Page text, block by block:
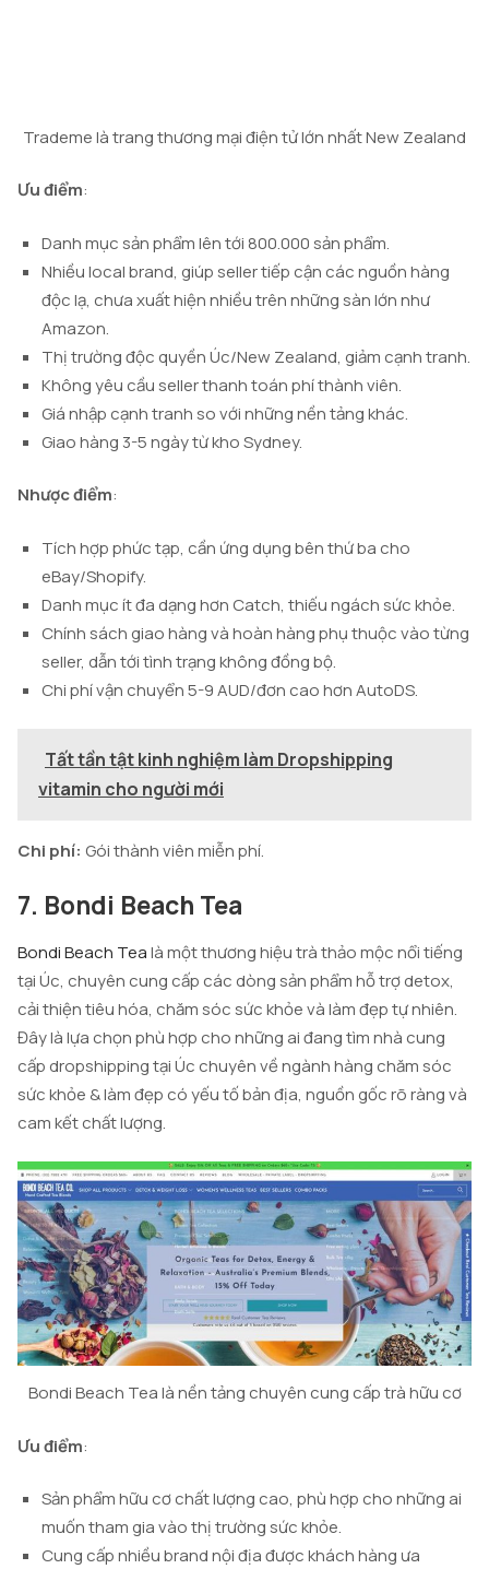
Trademe là trang thương mại điện tử lớn nhất New Zealand
Ưu điểm:
Danh mục sản phẩm lên tới 800.000 sản phẩm.
Nhiều local brand, giúp seller tiếp cận các nguồn hàng
độc lạ, chưa xuất hiện nhiều trên những sàn lớn như
Amazon.
Thị trường độc quyền Úc/New Zealand, giảm cạnh tranh.
Không yêu cầu seller thanh toán phí thành viên.
Giá nhập cạnh tranh so với những nền tảng khác.
Giao hàng 3-5 ngày từ kho Sydney.
Nhược điểm:
Tích hợp phức tạp, cần ứng dụng bên thứ ba cho
eBay/Shopify.
Danh mục ít đa dạng hơn Catch, thiếu ngách sức khỏe.
Chính sách giao hàng và hoàn hàng phụ thuộc vào từng
seller, dẫn tới tình trạng không đồng bộ.
Chi phí vận chuyển 5-9 AUD/đơn cao hơn AutoDS.
Tất tần tật kinh nghiệm làm Dropshipping
vitamin cho người mới
Chi phí: Gói thành viên miễn phí.
7. Bondi Beach Tea
Bondi Beach Tealà một thương hiệu trà thảo mộc nổi tiếng
tại Úc, chuyên cung cấp các dòng sản phẩm hỗ trợ detox,
cải thiện tiêu hóa, chăm sóc sức khỏe và làm đẹp tự nhiên.
Đây là lựa chọn phù hợp cho những ai đang tìm nhà cung
cấp dropshipping tại Úc chuyên về ngành hàng chăm sóc
sức khỏe & làm đẹp có yếu tố bản địa, nguồn gốc rõ ràng và
cam kết chất lượng.
Bondi Beach Tea là nền tảng chuyên cung cấp trà hữu cơ
Ưu điểm:
Sản phẩm hữu cơ chất lượng cao, phù hợp cho những ai
muốn tham gia vào thị trường sức khỏe.
Cung cấp nhiều brand nội địa được khách hàng ưa